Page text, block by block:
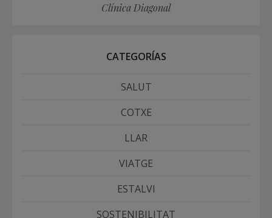
Clínica Diagonal
CATEGORÍAS
SALUT
COTXE
LLAR
VIATGE
ESTALVI
SOSTENIBILITAT